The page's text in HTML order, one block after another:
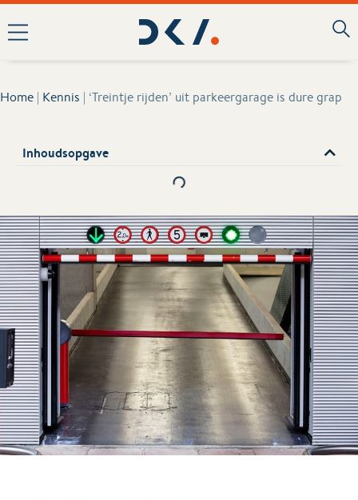
Home | Kennis | ‘Treintje rijden’ uit parkeergarage is dure grap
Inhoudsopgave